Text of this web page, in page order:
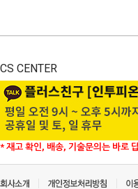
CS CENTER
* 재고 확인, 배송, 기술문의는 바로